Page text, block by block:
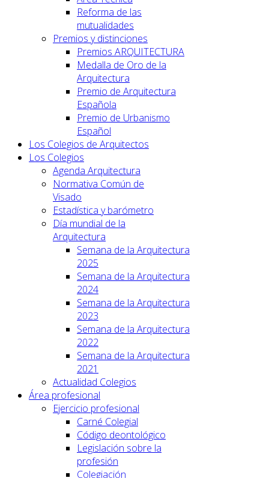
Reforma de las
mutualidades
Premios y distinciones
Premios ARQUITECTURA
Medalla de Oro de la
Arquitectura
Premio de Arquitectura
Española
Premio de Urbanismo
Español
Los Colegios de Arquitectos
Los Colegios
Agenda Arquitectura
Normativa Común de
Visado
Estadística y barómetro
Día mundial de la
Arquitectura
Semana de la Arquitectura
2025
Semana de la Arquitectura
2024
Semana de la Arquitectura
2023
Semana de la Arquitectura
2022
Semana de la Arquitectura
2021
Actualidad Colegios
Área profesional
Ejercicio profesional
Carné Colegial
Código deontológico
Legislación sobre la
profesión
Colegiación